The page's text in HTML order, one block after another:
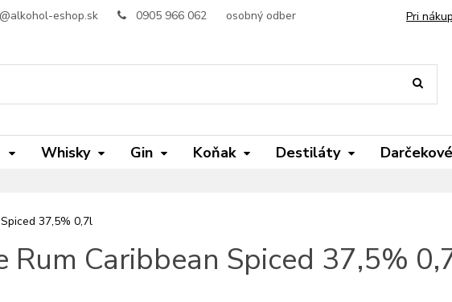
eshop.sk 0905 966 062 osobný odber Pri
Whisky Gin Koňak Destiláty
37,5% 0,7l
Rum Caribbean Spiced 37,5%